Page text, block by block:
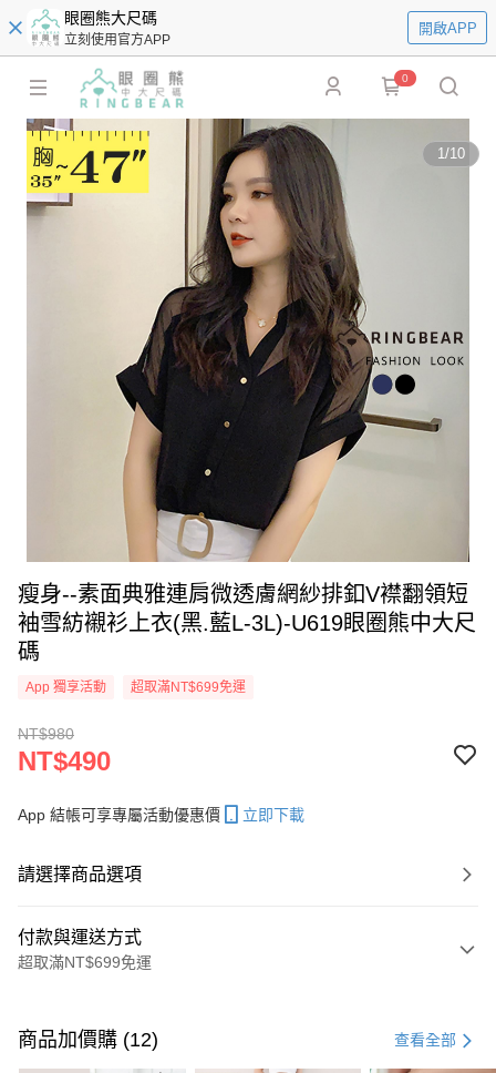
眼圈熊大尺碼
立刻使用官方APP
開啟APP
0
1/10
瘦身--素面典雅連肩微透膚網紗排釦V襟翻領短
袖雪紡襯衫上衣(黑.藍L-3L)-U619眼圈熊中大尺
碼
App 獨享活動 超取滿NT$699免運
NT$980
NT$490
App 結帳可享專屬活動優惠價 立即下載
請選擇商品選項
付款與運送方式
超取滿NT$699免運
信用卡一次付款
商品加價購 (12) 查看全部